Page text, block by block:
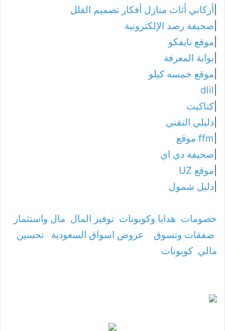
أركاني أثاث منازل أفكار تصميم الفلل
صحيفة رصد الإلكترونية
موقع نايفكو
بوابة المعرفة
موقع خمسه كيلو
dlil
كتاكيت
دليلي التقني
ffm موقع
صحيفة دي اي
موقع UZ
دليل شمول
خصومات هدايا وكوبونات توفير المال مال واستثمار
صفقات وتسوق
عروض اسواق السعودية
تحسين
مالي كوبونات